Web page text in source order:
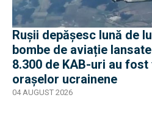
Rușii depășesc lună de
bombe de aviație
8.300 de KAB-uri au
orașelor ucrainene
04 AUGUST 2026